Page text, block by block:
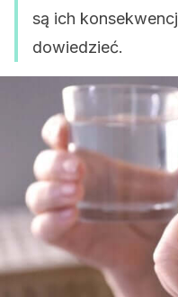
są ich
dowiedzieć.